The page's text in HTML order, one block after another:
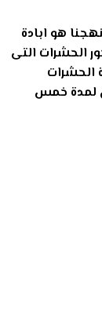
هو ابادة
الحشرات التى
الحشرات
لمدة خمس